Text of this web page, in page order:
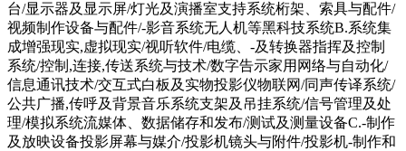
台/显示器及显示屏/灯光及演播室支持系统桁架、索具与配件/
视频制作设备与配件/-影音系统无人机等黑科技系统B.系统集
成增强现实,虚拟现实/视听软件/电缆、-及转换器指挥及控制
系统/控制,连接,传送系统与技术/数字告示家用网络与自动化/
信息通讯技术/交互式白板及实物投影仪物联网/同声传译系统/
公共广播,传呼及背景音乐系统支架及吊挂系统/信号管理及处
理/模拟系统流媒体、数据储存和发布/测试及测量设备C.-制作
及放映设备投影屏幕与媒介/投影机镜头与附件/投影机-制作和